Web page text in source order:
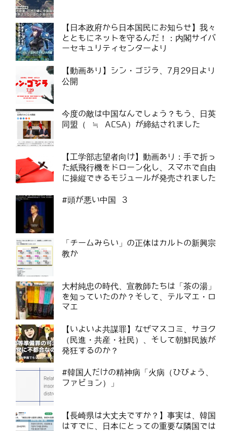
【日本政府から日本国民にお知らせ】我々
とともにネットを守るんだ！：内閣サイバ
ーセキュリティセンターより
【動画あり】シン・ゴジラ、7月29日より
公開
今度の敵は中国なんでしょう？もう、日英
同盟（ ≒ ACSA）が締結されました
【工学部志望者向け】動画あり：手で折っ
た紙飛行機をドローン化し、スマホで自由
に操縦できるモジュールが発売されました
#頭が悪い中国 3
「チームみらい」の正体はカルトの新興宗
教か
大村純忠の時代、宣教師たちは「茶の湯」
を知っていたのか？そして、テルマエ・ロ
マエ
【いよいよ共謀罪】なぜマスコミ、サヨク
（民進・共産・社民）、そして朝鮮民族が
発狂するのか？
#韓国人だけの精神病「火病（ひびょう、
ファビョン）」
【長崎県は大丈夫ですか？】事実は、韓国
はすでに、日本にとっての重要な隣国では